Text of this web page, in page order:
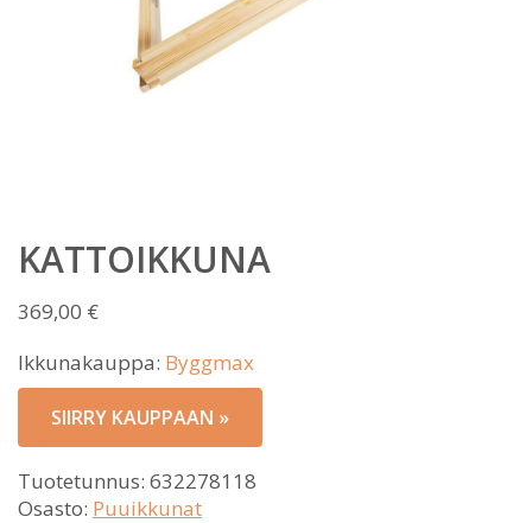
KATTOIKKUNA
369,00 €
Ikkunakauppa: Byggmax
SIIRRY KAUPPAAN »
Tuotetunnus: 632278118
Osasto: Puuikkunat